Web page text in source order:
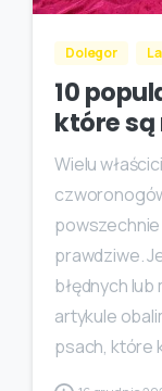
Dolegor
10
które są
Wielu
prawdziwe.
błędnych
artykule
psach, które